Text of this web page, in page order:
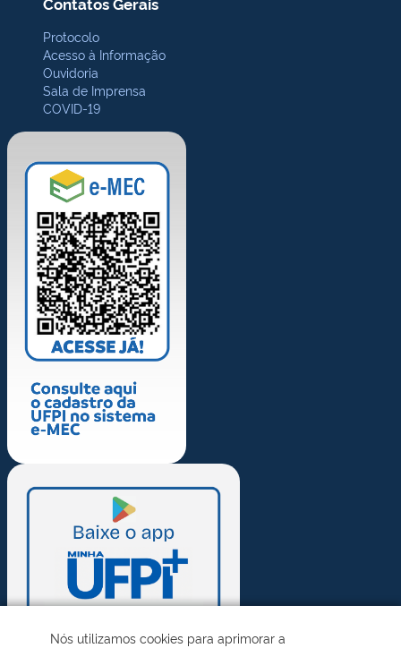
Protocolo
Acesso à Informação
Ouvidoria
Sala de Imprensa
COVID-19
Nós utilizamos cookies para aprimorar a